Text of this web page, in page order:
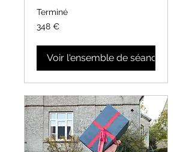
Terminé
348
euros
348 €
Voir l'ensemble de séances